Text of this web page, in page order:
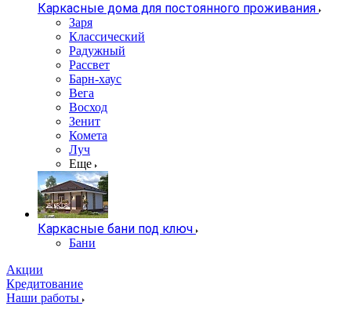
Каркасные дома для постоянного проживания
Заря
Классический
Радужный
Рассвет
Барн-хаус
Вега
Восход
Зенит
Комета
Луч
Еще
Каркасные бани под ключ
Бани
Акции
Кредитование
Наши работы